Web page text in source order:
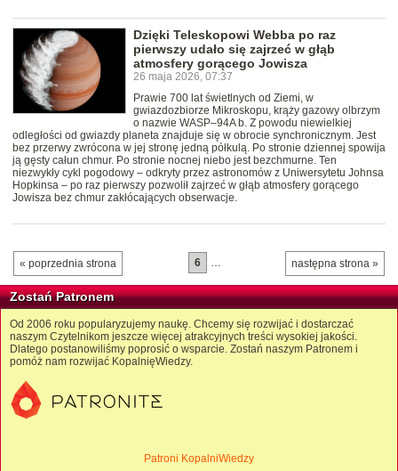
Dzięki Teleskopowi Webba po raz
pierwszy udało się zajrzeć w głąb
atmosfery gorącego Jowisza
26 maja 2026, 07:37
Prawie 700 lat świetlnych od Ziemi, w
gwiazdozbiorze Mikroskopu, krąży gazowy olbrzym
o nazwie WASP–94A b. Z powodu niewielkiej
odległości od gwiazdy planeta znajduje się w obrocie synchronicznym. Jest
bez przerwy zwrócona w jej stronę jedną półkulą. Po stronie dziennej spowija
ją gęsty całun chmur. Po stronie nocnej niebo jest bezchmurne. Ten
niezwykły cykl pogodowy – odkryty przez astronomów z Uniwersytetu Johnsa
Hopkinsa – po raz pierwszy pozwolił zajrzeć w głąb atmosfery gorącego
Jowisza bez chmur zakłócających obserwacje.
« poprzednia strona następna strona »
6 …
Zostań Patronem
Od 2006 roku popularyzujemy naukę. Chcemy się rozwijać i dostarczać
naszym Czytelnikom jeszcze więcej atrakcyjnych treści wysokiej jakości.
Dlatego postanowiliśmy poprosić o wsparcie. Zostań naszym Patronem i
pomóż nam rozwijać KopalnięWiedzy.
Patroni KopalniWiedzy